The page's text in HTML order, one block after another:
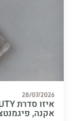
28/07/
פיגמנטציה,